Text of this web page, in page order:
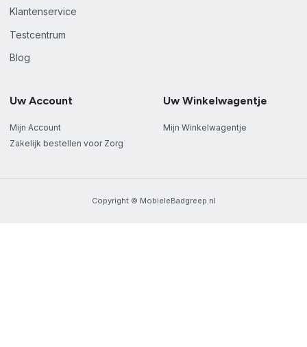
Klantenservice
Testcentrum
Blog
Uw Account
Mijn Account
Zakelijk bestellen voor Zorg
Uw Winkelwagentje
Mijn Winkelwagentje
Copyright © MobieleBadgreep.nl